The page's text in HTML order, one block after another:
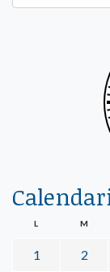
L M
1 2